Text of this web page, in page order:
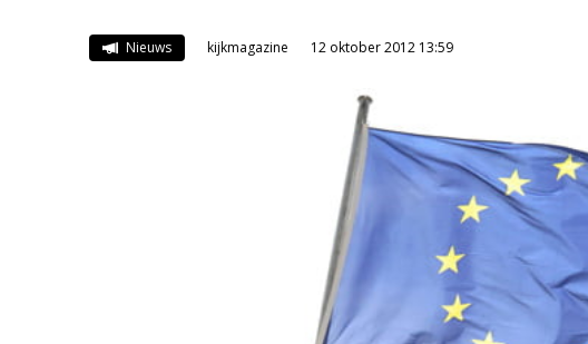
Nieuws kijkmagazine 12 oktober 2012 13:59